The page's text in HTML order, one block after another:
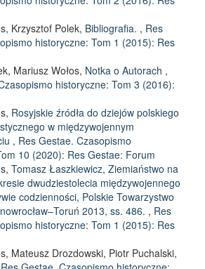
Krzysztof Polek, Bibliografia. , Res
historyczne: Tom 1 (2015): Res
Mariusz Wołos, Notka o Autorach ,
historyczne: Tom 3 (2016):
Rosyjskie źródła do dziejów polskiego
w międzywojennym
, Res Gestae. Czasopismo
10 (2020): Res Gestae: Forum
Tomasz Łaszkiewicz, Ziemiaństwo na
dwudziestolecia międzywojennego
codzienności, Polskie Towarzystwo
2013, ss. 486. , Res
historyczne: Tom 1 (2015): Res
Mateusz Drozdowski, Piotr Puchalski,